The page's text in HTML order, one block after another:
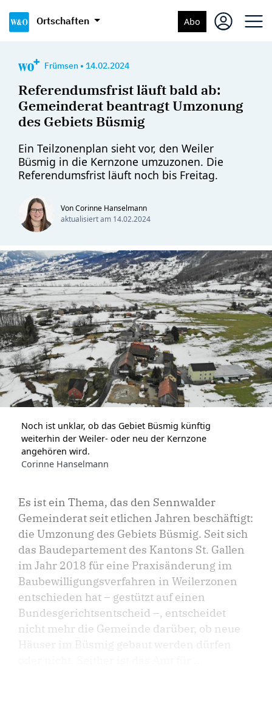
Ortschaften Abo
Frümsen • 14.02.2024
Referendumsfrist läuft bald ab:
Gemeinderat beantragt Umzonung
des Gebiets Büsmig
Ein Teilzonenplan sieht vor, den Weiler
Büsmig in die Kernzone umzuzonen. Die
Referendumsfrist läuft noch bis Freitag.
Von Corinne Hanselmann
aktualisiert am 14.02.2024
Noch ist unklar, ob das Gebiet Büsmig künftig
weiterhin der Weiler- oder neu der Kernzone
angehören wird.
Corinne Hanselmann
Es ist ein Thema, das den Sennwalder
Gemeinderat seit etlichen Jahren beschäftigt:
die Umzonung des Gebiets Büsmig. Seit sich
das Baudepartement des Kantons St. Gallen
im Jahr 2018 für eine Praxisänderung im
Baubewilligungs­verfahren in Weilerzonen
entschieden hat – gestützt auf einen
Bundesgerichtsentscheid –, entscheidet
nicht mehr die Gemeinde darüber, ob neue
Häuser im Büsmig gebaut werden dürfen